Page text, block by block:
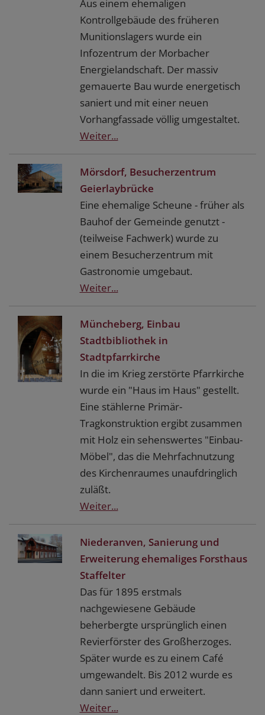
Aus einem ehemaligen
Kontrollgebäude des früheren
Munitionslagers wurde ein
Infozentrum der Morbacher
Energielandschaft. Der massiv
gemauerte Bau wurde energetisch
saniert und mit einer neuen
Vorhangfassade völlig umgestaltet.
Weiter...
Mörsdorf, Besucherzentrum
Geierlaybrücke
Eine ehemalige Scheune - früher als
Bauhof der Gemeinde genutzt -
(teilweise Fachwerk) wurde zu
einem Besucherzentrum mit
Gastronomie umgebaut.
Weiter...
Müncheberg, Einbau
Stadtbibliothek in
Stadtpfarrkirche
In die im Krieg zerstörte Pfarrkirche
wurde ein "Haus im Haus" gestellt.
Eine stählerne Primär-
Tragkonstruktion ergibt zusammen
mit Holz ein sehenswertes "Einbau-
Möbel", das die Mehrfachnutzung
des Kirchenraumes unaufdringlich
zuläßt.
Weiter...
Niederanven, Sanierung und
Erweiterung ehemaliges Forsthaus
Staffelter
Das für 1895 erstmals
nachgewiesene Gebäude
beherbergte ursprünglich einen
Revierförster des Großherzoges.
Später wurde es zu einem Café
umgewandelt. Bis 2012 wurde es
dann saniert und erweitert.
Weiter...